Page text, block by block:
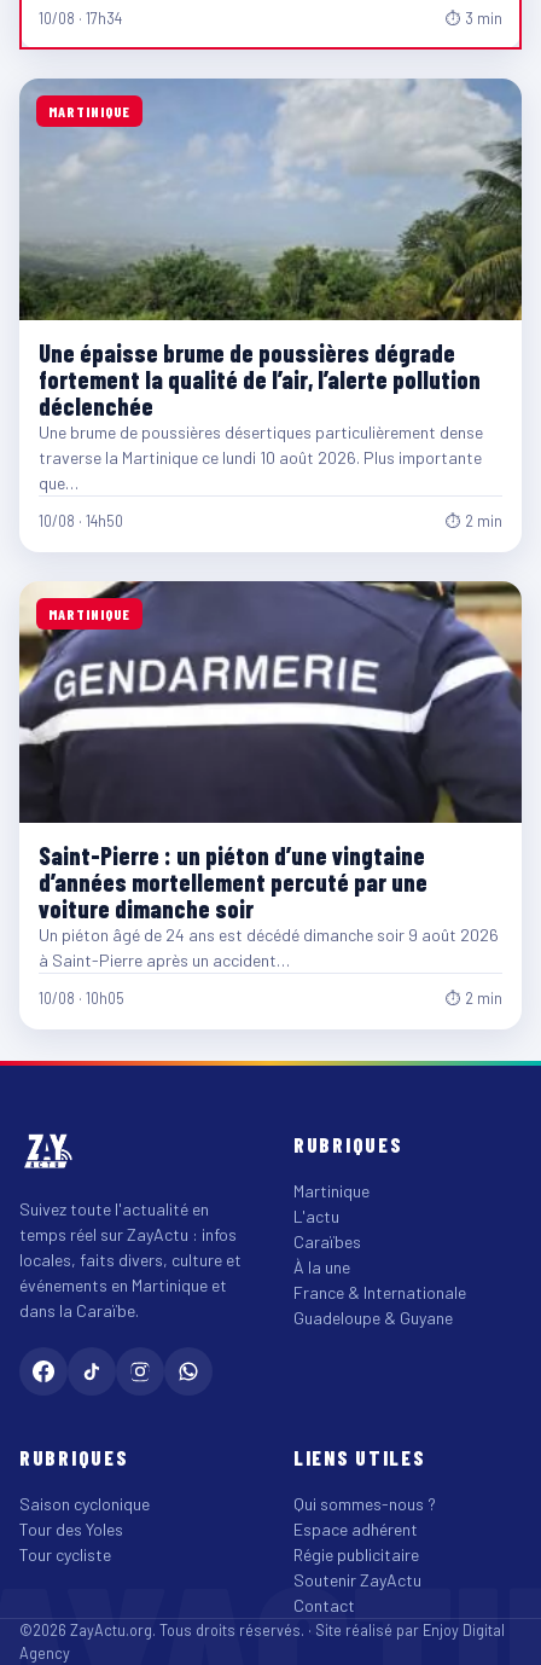
10/08 · 17h34 ⏱ 3 min
MARTINIQUE
Une épaisse brume de poussières dégrade
fortement la qualité de l’air, l’alerte pollution
déclenchée
Une brume de poussières désertiques particulièrement dense
traverse la Martinique ce lundi 10 août 2026. Plus importante
que…
10/08 · 14h50 ⏱ 2 min
MARTINIQUE
Saint-Pierre : un piéton d’une vingtaine
d’années mortellement percuté par une
voiture dimanche soir
Un piéton âgé de 24 ans est décédé dimanche soir 9 août 2026
à Saint-Pierre après un accident…
10/08 · 10h05 ⏱ 2 min
Suivez toute l'actualité en
temps réel sur ZayActu : infos
locales, faits divers, culture et
événements en Martinique et
dans la Caraïbe.
RUBRIQUES
Martinique
L'actu
Caraïbes
À la une
France & Internationale
Guadeloupe & Guyane
RUBRIQUES
Saison cyclonique
Tour des Yoles
Tour cycliste
LIENS UTILES
Qui sommes-nous ?
Espace adhérent
Régie publicitaire
Soutenir ZayActu
Contact
©2026 ZayActu.org. Tous droits réservés. · Site réalisé par Enjoy Digital
Agency